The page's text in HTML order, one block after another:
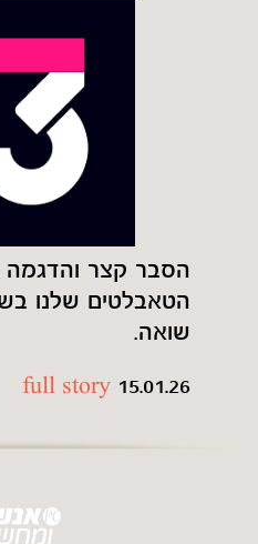
הסבר קצר והדגמה
הטאבלטים שלנו
שואה.
15.01.26
full story